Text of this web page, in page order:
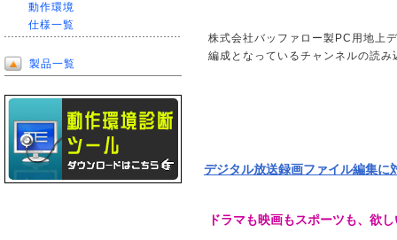
動作環境
仕様一覧
製品一覧
株式会社バッファロー製PC用地上
編成となっているチャンネルの読
デジタル放送録画ファイル編集に
ドラマも映画もスポーツも、欲